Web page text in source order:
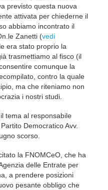
previsto questa nuova
attivata per chiederne il
abbiamo incontrato il
Zanetti (vedi
era stato proprio la
trasmettiamo al fisco (il
comunque la
contro la quale
ma che riteniamo non
i nostri studi.
tema al responsabile
Democratico Avv.
scorso.
la FNOMCeO, che ha
delle Entrate per
a prendere posizioni
pesante obbligo che